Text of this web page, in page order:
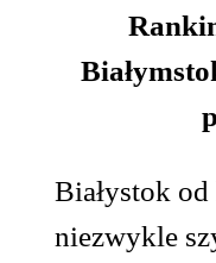
Białystok
niezwykle